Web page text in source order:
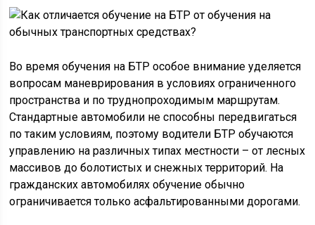
Во время обучения на БТР особое внимание уделяется
вопросам маневрирования в условиях ограниченного
пространства и по труднопроходимым маршрутам.
Стандартные автомобили не способны передвигаться
по таким условиям, поэтому водители БТР обучаются
управлению на различных типах местности – от лесных
массивов до болотистых и снежных территорий. На
гражданских автомобилях обучение обычно
ограничивается только асфальтированными дорогами.